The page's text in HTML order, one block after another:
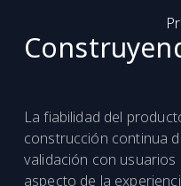
La fiabilidad del
construcción continua
validación con
aspecto de la